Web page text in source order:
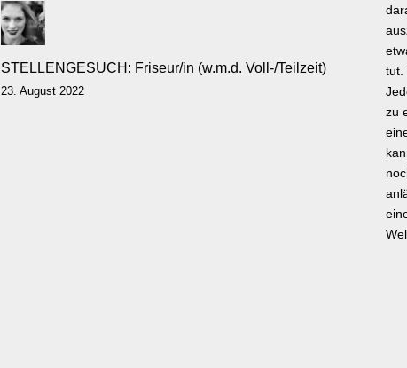
STELLENGESUCH: Friseur/in (w.m.d. Voll-/Teilzeit)
23. August 2022
tut.
zu